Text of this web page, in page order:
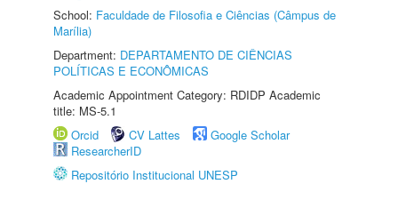
School: Faculdade de Filosofia e Ciências (Câmpus de
Marília)
Department: DEPARTAMENTO DE CIÊNCIAS
POLÍTICAS E ECONÔMICAS
Academic Appointment Category: RDIDP Academic
title: MS-5.1
Orcid
CV Lattes
Google Scholar
ResearcherID
Repositório Institucional UNESP